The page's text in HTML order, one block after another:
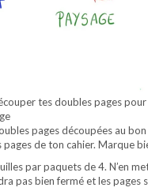
tes doubles pages
pages découpées au
de ton cahier. Marque
par paquets de 4. N’en
pas bien fermé et les pages